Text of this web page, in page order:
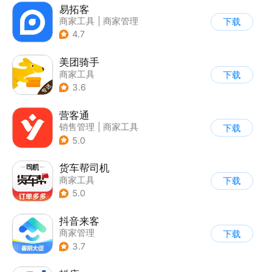
易拓客
商家工具
商家管理
4.7
下载
美团骑手
商家工具
3.6
下载
营客通
销售管理
商家工具
5.0
下载
货车帮司机
商家工具
5.0
下载
抖音来客
商家管理
3.7
下载